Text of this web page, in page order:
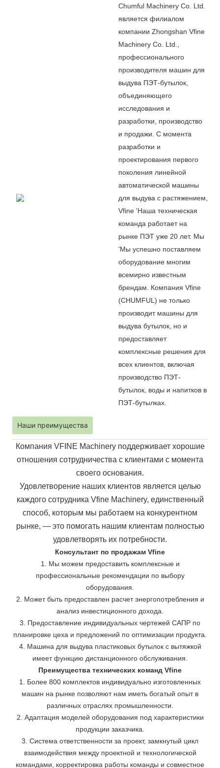
Chumful Machinery Co. Ltd.
является филиалом
компании Zhongshan Vfine
Machinery Co. Ltd.,
профессионального
производителя машин для
выдува ПЭТ-бутылок,
объединяющего
исследования и
разработки, производство
и продажи. С момента
разработки и
проектирования первого
поколения линейной
автоматической машины
для выдува с растяжением,
Vfine 'Наша техническая
команда работает на
рынке ПЭТ уже 20 лет. Мы
'Мы успешно поставляем
оборудование многим
всемирно известным
брендам. Компания Vfine
(CHUMFUL) не только
производит машины для
выдува бутылок, но и
предоставляет
комплексные решения для
всех клиентов, включая
производство ПЭТ-
бутылок, воды и напитков в
ПЭТ-бутылках.
Наши преимущества
Компания VFINE Machinery поддерживает хорошие
отношения сотрудничества с клиентами с момента
своего основания.
Удовлетворение наших клиентов является целью
каждого сотрудника Vfine Machinery, единственный
способ, которым мы работаем на конкурентном
рынке, — это помогать нашим клиентам полностью
удовлетворять их потребности.
Консультант по продажам Vfine
1. Мы можем предоставить комплексные и
профессиональные рекомендации по выбору
оборудования.
2. Может быть предоставлен расчет энергопотребления и
анализ инвестиционного дохода.
3. Предоставление индивидуальных чертежей САПР по
планировке цеха и предложений по оптимизации продукта.
4. Машина для выдува пластиковых бутылок с вытяжкой
имеет функцию дистанционного обслуживания.
Преимущества технических команд Vfine
1. Более 800 комплектов индивидуально изготовленных
машин на рынке позволяют нам иметь богатый опыт в
различных отраслях промышленности.
2. Адаптация моделей оборудования под характеристики
продукции заказчика.
3. Система ответственности за проект, замкнутый цикл
взаимодействия между проектной и технологической
командами, корректировка работы команды и совместное